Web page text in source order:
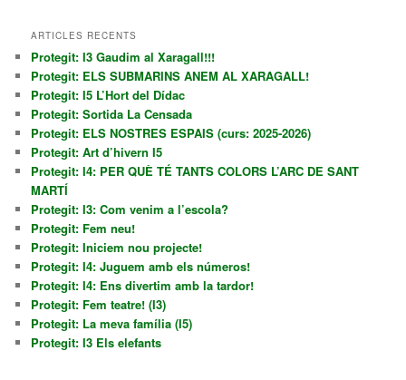
ARTICLES RECENTS
Protegit: I3 Gaudim al Xaragall!!!
Protegit: ELS SUBMARINS ANEM AL XARAGALL!
Protegit: I5 L’Hort del Dídac
Protegit: Sortida La Censada
Protegit: ELS NOSTRES ESPAIS (curs: 2025-2026)
Protegit: Art d’hivern I5
Protegit: I4: PER QUÈ TÉ TANTS COLORS L’ARC DE SANT
MARTÍ
Protegit: I3: Com venim a l’escola?
Protegit: Fem neu!
Protegit: Iniciem nou projecte!
Protegit: I4: Juguem amb els números!
Protegit: I4: Ens divertim amb la tardor!
Protegit: Fem teatre! (I3)
Protegit: La meva família (I5)
Protegit: I3 Els elefants